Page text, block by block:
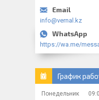
info@vernal.kz
https://wa.me/
График
Понедельник